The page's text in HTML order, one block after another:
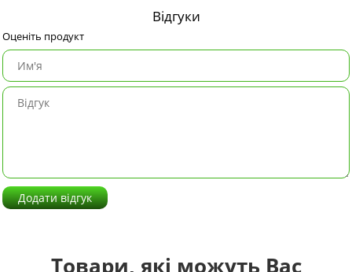
Відгуки
Оценіть продукт
Додати відгук
Товари, які можуть Вас